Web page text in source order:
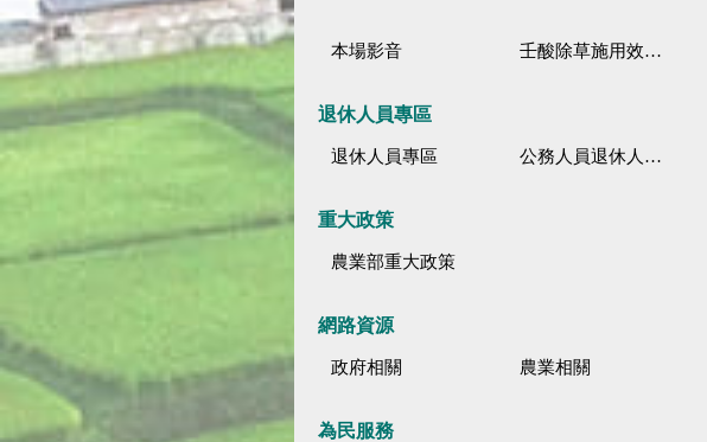
本場影音 壬酸除草施用效果觀察
退休人員專區
退休人員專區 公務人員退休人員法施行細則
重大政策
農業部重大政策
網路資源
政府相關 農業相關
為民服務